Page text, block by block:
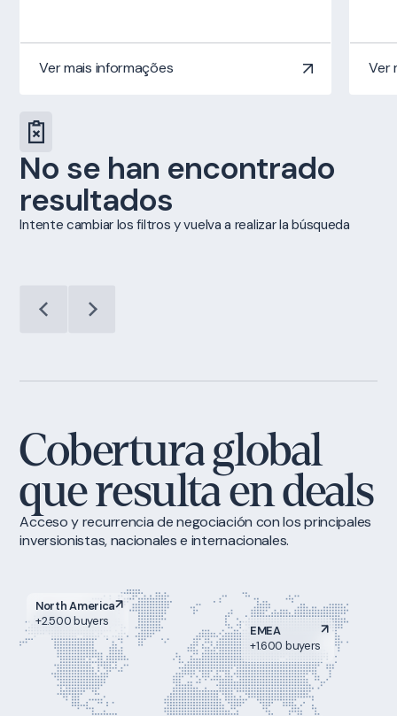
Ver mais informações Ver
No se han encontrado
resultados
Intente cambiar los filtros y vuelva a realizar la búsqueda
Cobertura global
que resulta en deals
Acceso y recurrencia de negociación con los principales
inversionistas, nacionales e internacionales.
North America
+2.500 buyers
EMEA
+1.600 buyers